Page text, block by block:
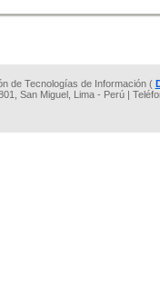
de Tecnologías de Información (
San Miguel, Lima - Perú |